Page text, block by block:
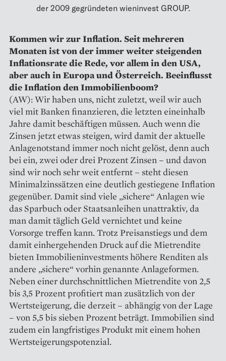
der 2009 gegründeten wieninvest GROUP.
Kommen wir zur Inflation. Seit mehreren
Monaten ist von der immer weiter steigenden
Inflationsrate die Rede, vor allem in den USA,
aber auch in Europa und Österreich. Beeinflusst
die Inflation den Immobilienboom?
(AW): Wir haben uns, nicht zuletzt, weil wir auch
viel mit Banken finanzieren, die letzten eineinhalb
Jahre damit beschäftigen müssen. Auch wenn die
Zinsen jetzt etwas steigen, wird damit der aktuelle
Anlagenotstand immer noch nicht gelöst, denn auch
bei ein, zwei oder drei Prozent Zinsen – und davon
sind wir noch sehr weit entfernt – steht diesen
Minimalzinssätzen eine deutlich gestiegene Inflation
gegenüber. Damit sind viele „sichere“ Anlagen wie
das Sparbuch oder Staatsanleihen unattraktiv, da
man damit täglich Geld vernichtet und keine
Vorsorge treffen kann. Trotz Preisanstiegs und dem
damit einhergehenden Druck auf die Mietrendite
bieten Immobilieninvestments höhere Renditen als
andere „sichere“ vorhin genannte Anlageformen.
Neben einer durchschnittlichen Mietrendite von 2,5
bis 3,5 Prozent profitiert man zusätzlich von der
Wertsteigerung, die derzeit – abhängig von der Lage
– von 5,5 bis sieben Prozent beträgt. Immobilien sind
zudem ein langfristiges Produkt mit einem hohen
Wertsteigerungspotenzial.